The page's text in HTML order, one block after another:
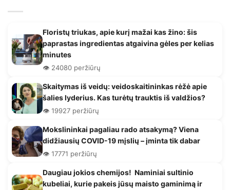
Floristų triukas, apie kurį mažai kas žino: šis
paprastas ingredientas atgaivina gėles per kelias
minutes
👁️ 24080 peržiūrų
Skaitymas iš veidų: veidoskaitininkas rėžė apie
šalies lyderius. Kas turėtų trauktis iš valdžios?
👁️ 19927 peržiūrų
Mokslininkai pagaliau rado atsakymą? Viena
didžiausių COVID-19 mįslių – įminta tik dabar
👁️ 17771 peržiūrų
Daugiau jokios chemijos! Naminiai sultinio
kubeliai, kurie pakeis jūsų maisto gaminimą ir